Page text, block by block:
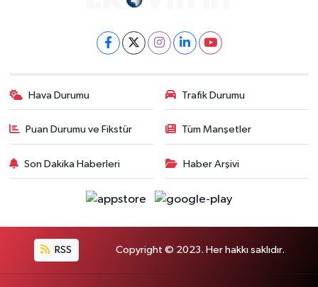
Hava Durumu Trafik Durumu
Puan Durumu ve Fikstür Tüm Manşetler
Son Dakika Haberleri Haber Arşivi
RSS Copyright © 2023. Her hakkı saklıdır.